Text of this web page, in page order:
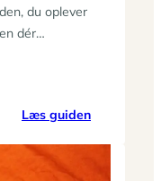
du oplever
dér…
Læs guiden: